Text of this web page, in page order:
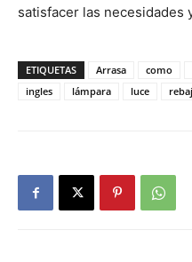
satisfacer las necesidades
ETIQUETAS Arrasa como
ingles
lámpara luce